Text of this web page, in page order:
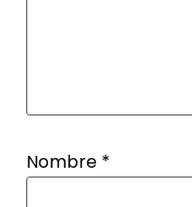
Nombre *